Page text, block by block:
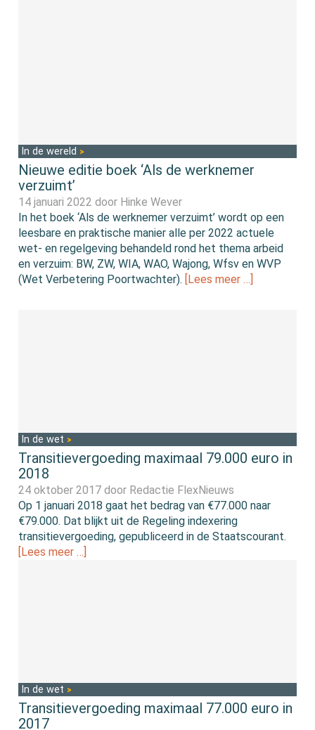
In de wereld
Nieuwe editie boek ‘Als de werknemer
verzuimt’
14 januari 2022 door Hinke Wever
In het boek ‘Als de werknemer verzuimt’ wordt op een
leesbare en praktische manier alle per 2022 actuele
wet- en regelgeving behandeld rond het thema arbeid
en verzuim: BW, ZW, WIA, WAO, Wajong, Wfsv en WVP
(Wet Verbetering Poortwachter). [Lees meer …]
In de wet
Transitievergoeding maximaal 79.000 euro in
2018
24 oktober 2017 door Redactie FlexNieuws
Op 1 januari 2018 gaat het bedrag van €77.000 naar
€79.000. Dat blijkt uit de Regeling indexering
transitievergoeding, gepubliceerd in de Staatscourant.
[Lees meer …]
In de wet
Transitievergoeding maximaal 77.000 euro in
2017